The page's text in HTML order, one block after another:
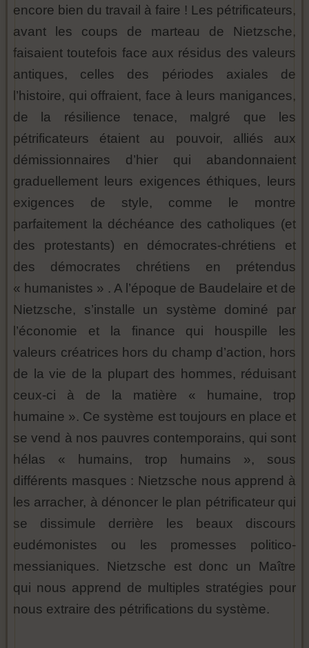
encore bien du travail à faire ! Les pétrificateurs,
avant les coups de marteau de Nietzsche,
faisaient toutefois face aux résidus des valeurs
antiques, celles des périodes axiales de
l’histoire, qui offraient, face à leurs manigances,
de la résilience tenace, malgré que les
pétrificateurs étaient au pouvoir, alliés aux
démissionnaires d’hier qui abandonnaient
graduellement leurs exigences éthiques, leurs
exigences de style, comme le montre
parfaitement la déchéance des catholiques (et
des protestants) en démocrates-chrétiens et
des démocrates chrétiens en prétendus
« humanistes » . A l’époque de Baudelaire et de
Nietzsche, s’installe un système dominé par
l’économie et la finance qui houspille les
valeurs créatrices hors du champ d’action, hors
de la vie de la plupart des hommes, réduisant
ceux-ci à de la matière « humaine, trop
humaine ». Ce système est toujours en place et
se vend à nos pauvres contemporains, qui sont
hélas « humains, trop humains », sous
différents masques : Nietzsche nous apprend à
les arracher, à dénoncer le plan pétrificateur qui
se dissimule derrière les beaux discours
eudémonistes ou les promesses politico-
messianiques. Nietzsche est donc un Maître
qui nous apprend de multiples stratégies pour
nous extraire des pétrifications du système.